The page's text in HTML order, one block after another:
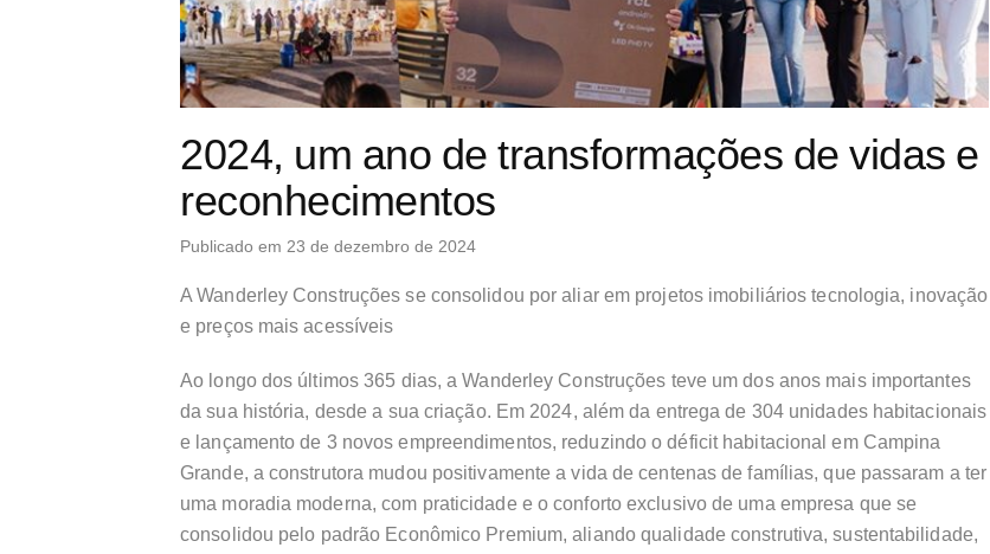
2024, um ano de transformações de vidas e
reconhecimentos
Publicado em 23 de dezembro de 2024
A Wanderley Construções se consolidou por aliar em projetos imobiliários tecnologia, inovação
e preços mais acessíveis
Ao longo dos últimos 365 dias, a Wanderley Construções teve um dos anos mais importantes
da sua história, desde a sua criação. Em 2024, além da entrega de 304 unidades habitacionais
e lançamento de 3 novos empreendimentos, reduzindo o déficit habitacional em Campina
Grande, a construtora mudou positivamente a vida de centenas de famílias, que passaram a ter
uma moradia moderna, com praticidade e o conforto exclusivo de uma empresa que se
consolidou pelo padrão Econômico Premium, aliando qualidade construtiva, sustentabilidade,